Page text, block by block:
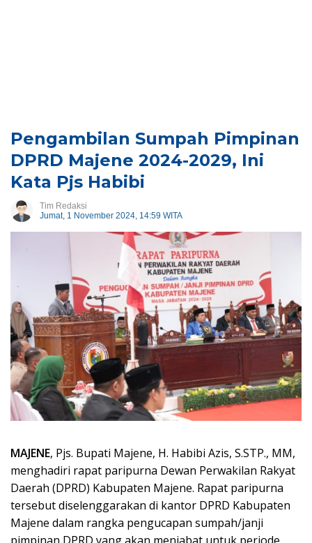
Pengambilan Sumpah Pimpinan
DPRD Majene 2024-2029, Ini
Kata Pjs Habibi
Tim Redaksi
Jumat, 1 November 2024, 14:59 WITA
MAJENE, Pjs. Bupati Majene, H. Habibi Azis, S.STP., MM,
menghadiri rapat paripurna Dewan Perwakilan Rakyat
Daerah (DPRD) Kabupaten Majene. Rapat paripurna
tersebut diselenggarakan di kantor DPRD Kabupaten
Majene dalam rangka pengucapan sumpah/janji